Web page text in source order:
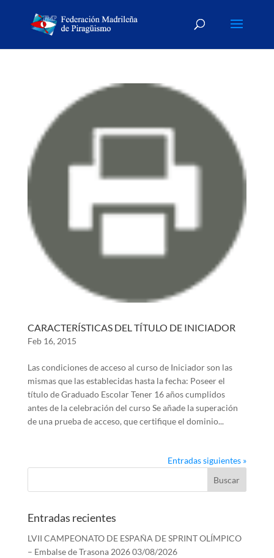
CARACTERÍSTICAS DEL TÍTULO DE INICIADOR
Feb 16, 2015
Las condiciones de acceso al curso de Iniciador son las
mismas que las establecidas hasta la fecha: Poseer el
título de Graduado Escolar Tener 16 años cumplidos
antes de la celebración del curso Se añade la superación
de una prueba de acceso, que certifique el dominio...
Entradas siguientes »
Entradas recientes
LVII CAMPEONATO DE ESPAÑA DE SPRINT OLÍMPICO
– Embalse de Trasona 202603/08/2026